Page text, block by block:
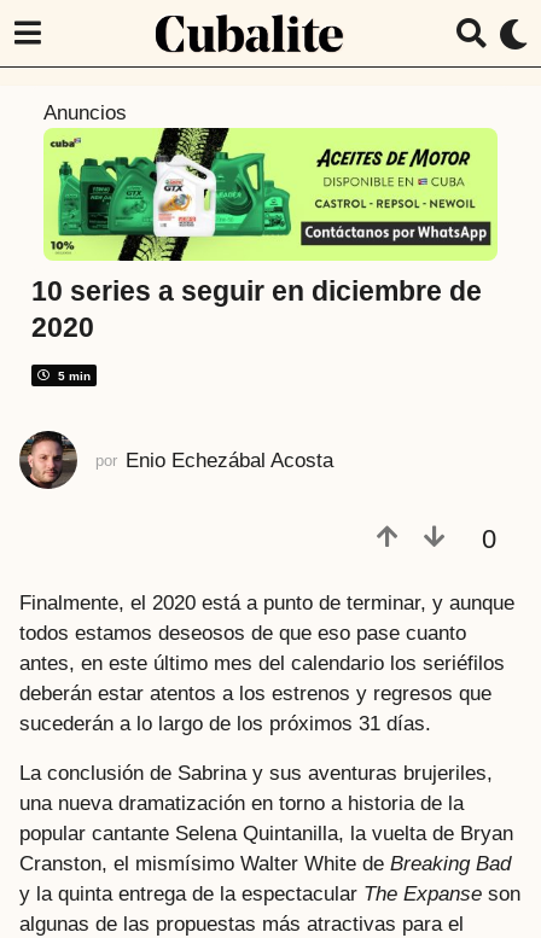
t
r
á
s
a
ñ
o
r
á
s
Anuncios
10 series a seguir en diciembre de
2020
5 min
por Enio Echezábal Acosta
0
Finalmente, el 2020 está a punto de terminar, y aunque
todos estamos deseosos de que eso pase cuanto
antes, en este último mes del calendario los seriéfilos
deberán estar atentos a los estrenos y regresos que
sucederán a lo largo de los próximos 31 días.
La conclusión de Sabrina y sus aventuras brujeriles,
una nueva dramatización en torno a historia de la
popular cantante Selena Quintanilla, la vuelta de Bryan
Cranston, el mismísimo Walter White de Breaking Bad
y la quinta entrega de la espectacular The Expanse son
algunas de las propuestas más atractivas para el